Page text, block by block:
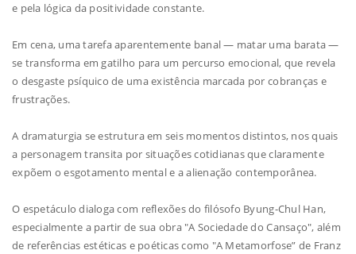
e pela lógica da positividade constante.
Em cena, uma tarefa aparentemente banal — matar uma barata —
se transforma em gatilho para um percurso emocional, que revela
o desgaste psíquico de uma existência marcada por cobranças e
frustrações.
A dramaturgia se estrutura em seis momentos distintos, nos quais
a personagem transita por situações cotidianas que claramente
expõem o esgotamento mental e a alienação contemporânea.
O espetáculo dialoga com reflexões do filósofo Byung-Chul Han,
especialmente a partir de sua obra "A Sociedade do Cansaço", além
de referências estéticas e poéticas como "A Metamorfose” de Franz